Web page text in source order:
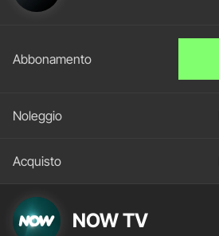
NOW TV